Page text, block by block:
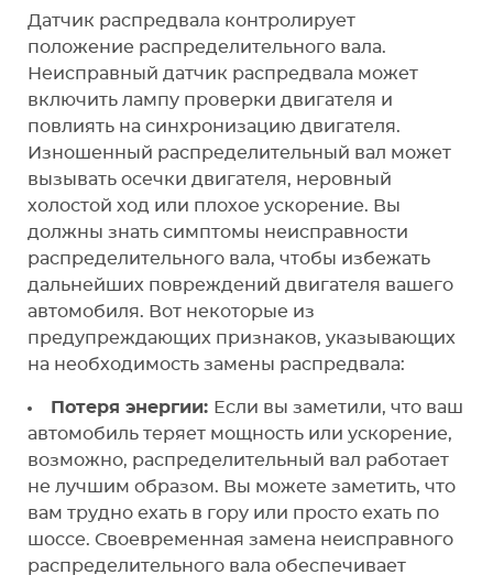
Датчик распредвала контролирует
положение распределительного вала.
Неисправный датчик распредвала может
включить лампу проверки двигателя и
повлиять на синхронизацию двигателя.
Изношенный распределительный вал может
вызывать осечки двигателя, неровный
холостой ход или плохое ускорение. Вы
должны знать симптомы неисправности
распределительного вала, чтобы избежать
дальнейших повреждений двигателя вашего
автомобиля. Вот некоторые из
предупреждающих признаков, указывающих
на необходимость замены распредвала:
Потеря энергии: Если вы заметили, что ваш
автомобиль теряет мощность или ускорение,
возможно, распределительный вал работает
не лучшим образом. Вы можете заметить, что
вам трудно ехать в гору или просто ехать по
шоссе. Своевременная замена неисправного
распределительного вала обеспечивает